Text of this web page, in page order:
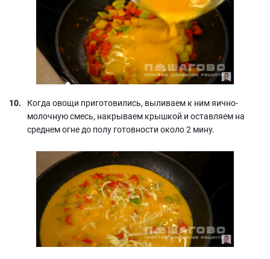
Когда овощи приготовились, выливаем к ним яично-
молочную смесь, накрываем крышкой и оставляем на
среднем огне до полу готовности около 2 мину.